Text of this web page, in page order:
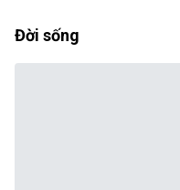
Đời sống